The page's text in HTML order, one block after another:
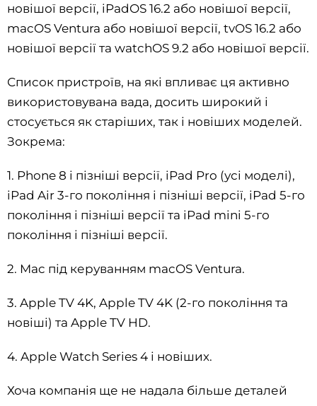
новішої версії, iPadOS 16.2 або новішої версії,
macOS Ventura або новішої версії, tvOS 16.2 або
новішої версії та watchOS 9.2 або новішої версії.
Список пристроїв, на які впливає ця активно
використовувана вада, досить широкий і
стосується як старіших, так і новіших моделей.
Зокрема:
1. Phone 8 і пізніші версії, iPad Pro (усі моделі),
iPad Air 3-го покоління і пізніші версії, iPad 5-го
покоління і пізніші версії та iPad mini 5-го
покоління і пізніші версії.
2. Mac під керуванням macOS Ventura.
3. Apple TV 4K, Apple TV 4K (2-го покоління та
новіші) та Apple TV HD.‌‌
4. Apple Watch Series 4 і новіших.
Хоча компанія ще не надала більше деталей